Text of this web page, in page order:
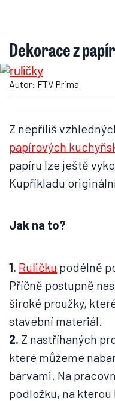
Dekorace z
Autor: FTV Prima
Z nepříliš
papírových
papíru lze ještě
Kupříkladu
Jak na to?
1. Ruličku podélně
Příčně postupně
široké proužky,
stavební materiál.
2. Z nastříhaných
které můžeme
barvami. Na
podložku, na